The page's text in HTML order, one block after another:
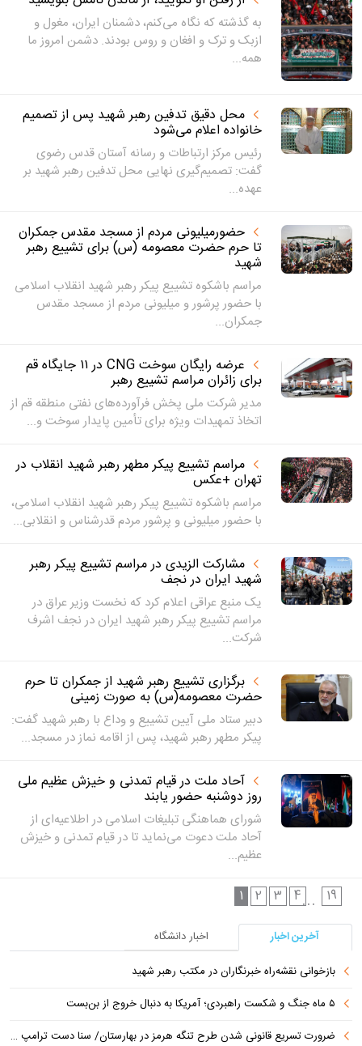
به گذشته که نگاه می‌کنم، دشمنان ایران، مغول و
ازبک و ترک و افغان و روس بودند. دشمن امروز ما
همه...
محل دقیق تدفین رهبر شهید پس از تصمیم
خانواده اعلام می‌شود
رئیس مرکز ارتباطات و رسانه آستان قدس رضوی
گفت: تصمیم‌گیری نهایی محل تدفین رهبر شهید بر
عهده...
حضورمیلیونی مردم از مسجد مقدس جمکران
تا حرم حضرت معصومه (س) برای تشییع رهبر
شهید
مراسم باشکوه تشییع پیکر رهبر شهید انقلاب اسلامی
با حضور پرشور و میلیونی مردم از مسجد مقدس
جمکران...
عرضه رایگان سوخت CNG در ۱۱ جایگاه قم
برای زائران مراسم تشییع رهبر
مدیر شرکت ملی پخش فرآورده‌های نفتی منطقه قم از
اتخاذ تمهیدات ویژه برای تأمین پایدار سوخت و...
مراسم تشییع پیکر مطهر رهبر شهید انقلاب در
تهران +عکس
مراسم باشکوه تشییع پیکر رهبر شهید انقلاب اسلامی،
با حضور میلیونی و پرشور مردم قدرشناس و انقلابی...
مشارکت الزیدی در مراسم تشییع پیکر رهبر
شهید ایران در نجف
یک منبع عراقی اعلام کرد که نخست وزیر عراق در
مراسم تشییع پیکر رهبر شهید ایران در نجف اشرف
شرکت...
برگزاری تشییع رهبر شهید از جمکران تا حرم
حضرت معصومه(س) به صورت زمینی
دبیر ستاد ملی آیین تشییع و وداع با رهبر شهید گفت:
پیکر مطهر رهبر شهید، پس از اقامه نماز در مسجد...
آحاد ملت در قیام تمدنی و خیزش عظیم ملی
روز دوشنبه حضور یابند
شورای هماهنگی تبلیغات اسلامی در اطلاعیه‌ای از
آحاد ملت دعوت می‌نماید تا در قیام تمدنی و خیزش
عظیم...
1
2 3 4... 19
آخرین اخبار
اخبار دانشگاه
بازخوانی نقشه‌راه خبرنگاران در مکتب رهبر شهید
۵ ماه جنگ و شکست راهبردی؛ آمریکا به دنبال خروج از بن‌بست
ضرورت تسریع قانونی شدن طرح تنگه هرمز در بهارستان/ سنا دست ترامپ را برای اعمال فشار به ایران بازتر کرد